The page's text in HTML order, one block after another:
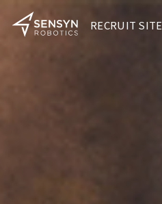
RECRUIT SITE